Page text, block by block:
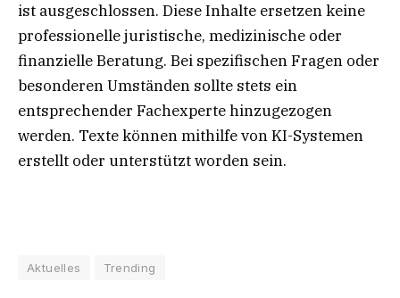
ist ausgeschlossen. Diese Inhalte ersetzen keine
professionelle juristische, medizinische oder
finanzielle Beratung. Bei spezifischen Fragen oder
besonderen Umständen sollte stets ein
entsprechender Fachexperte hinzugezogen
werden. Texte können mithilfe von KI-Systemen
erstellt oder unterstützt worden sein.
Aktuelles Trending